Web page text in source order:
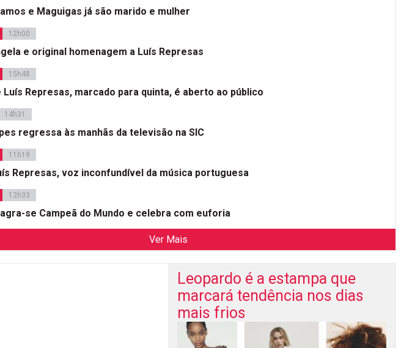
e Maguigas já são marido e mulher
12h00
e original homenagem a Luís Represas
15h48
Luís Represas, marcado para quinta, é aberto ao público
14h31
regressa às manhãs da televisão na SIC
11h19
Represas, voz inconfundível da música portuguesa
12h33
se Campeã do Mundo e celebra com euforia
Ver Mais
Leopardo é a estampa que
marcará tendência nos dias
mais frios